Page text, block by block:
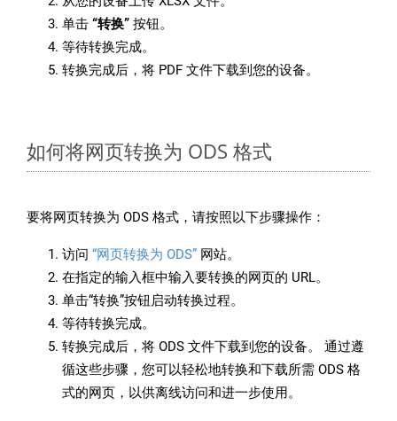
单击 “转换” 按钮。
等待转换完成。
转换完成后，将 PDF 文件下载到您的设备。
如何将网页转换为 ODS 格式
要将网页转换为 ODS 格式，请按照以下步骤操作：
访问 “网页转换为 ODS” 网站。
在指定的输入框中输入要转换的网页的 URL。
单击“转换”按钮启动转换过程。
等待转换完成。
转换完成后，将 ODS 文件下载到您的设备。 通过遵
循这些步骤，您可以轻松地转换和下载所需 ODS 格
式的网页，以供离线访问和进一步使用。